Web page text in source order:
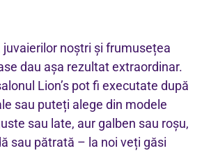
juvaierilor noștri și frumusețea
dau așa rezultat extraordinar.
Lion’s pot fi executate după
sau puteți alege din modele
sau late, aur galben sau roșu,
sau pătrată – la noi veți găsi